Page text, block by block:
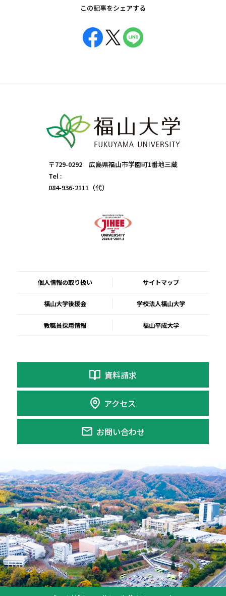
この記事をシェアする
〒729-0292 広島県福山市学園町1番地三蔵
Tel :
084-936-2111（代）
個人情報の取り扱い サイトマップ
福山大学後援会 学校法人福山大学
教職員採用情報 福山平成大学
資料請求
アクセス
お問い合わせ